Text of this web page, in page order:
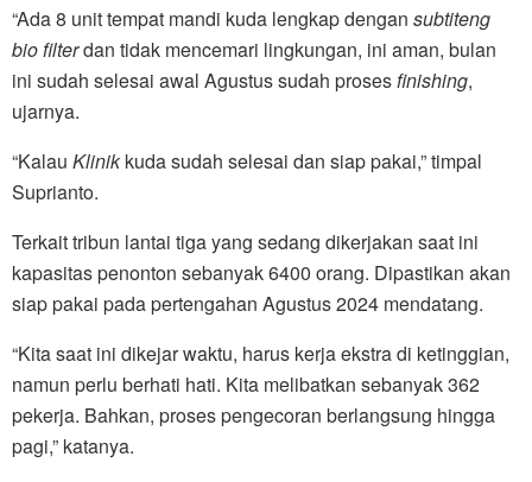
“Ada 8 unit tempat mandi kuda lengkap dengan subtiteng
bio filterdan tidak mencemari lingkungan, ini aman, bulan
ini sudah selesai awal Agustus sudah prosesfinishing,
ujarnya.
“Kalau Klinikkuda sudah selesai dan siap pakai,” timpal
Suprianto.
Terkait tribun lantai tiga yang sedang dikerjakan saat ini
kapasitas penonton sebanyak 6400 orang. Dipastikan akan
siap pakai pada pertengahan Agustus 2024 mendatang.
“Kita saat ini dikejar waktu, harus kerja ekstra di ketinggian,
namun perlu berhati hati. Kita melibatkan sebanyak 362
pekerja. Bahkan, proses pengecoran berlangsung hingga
pagi,” katanya.